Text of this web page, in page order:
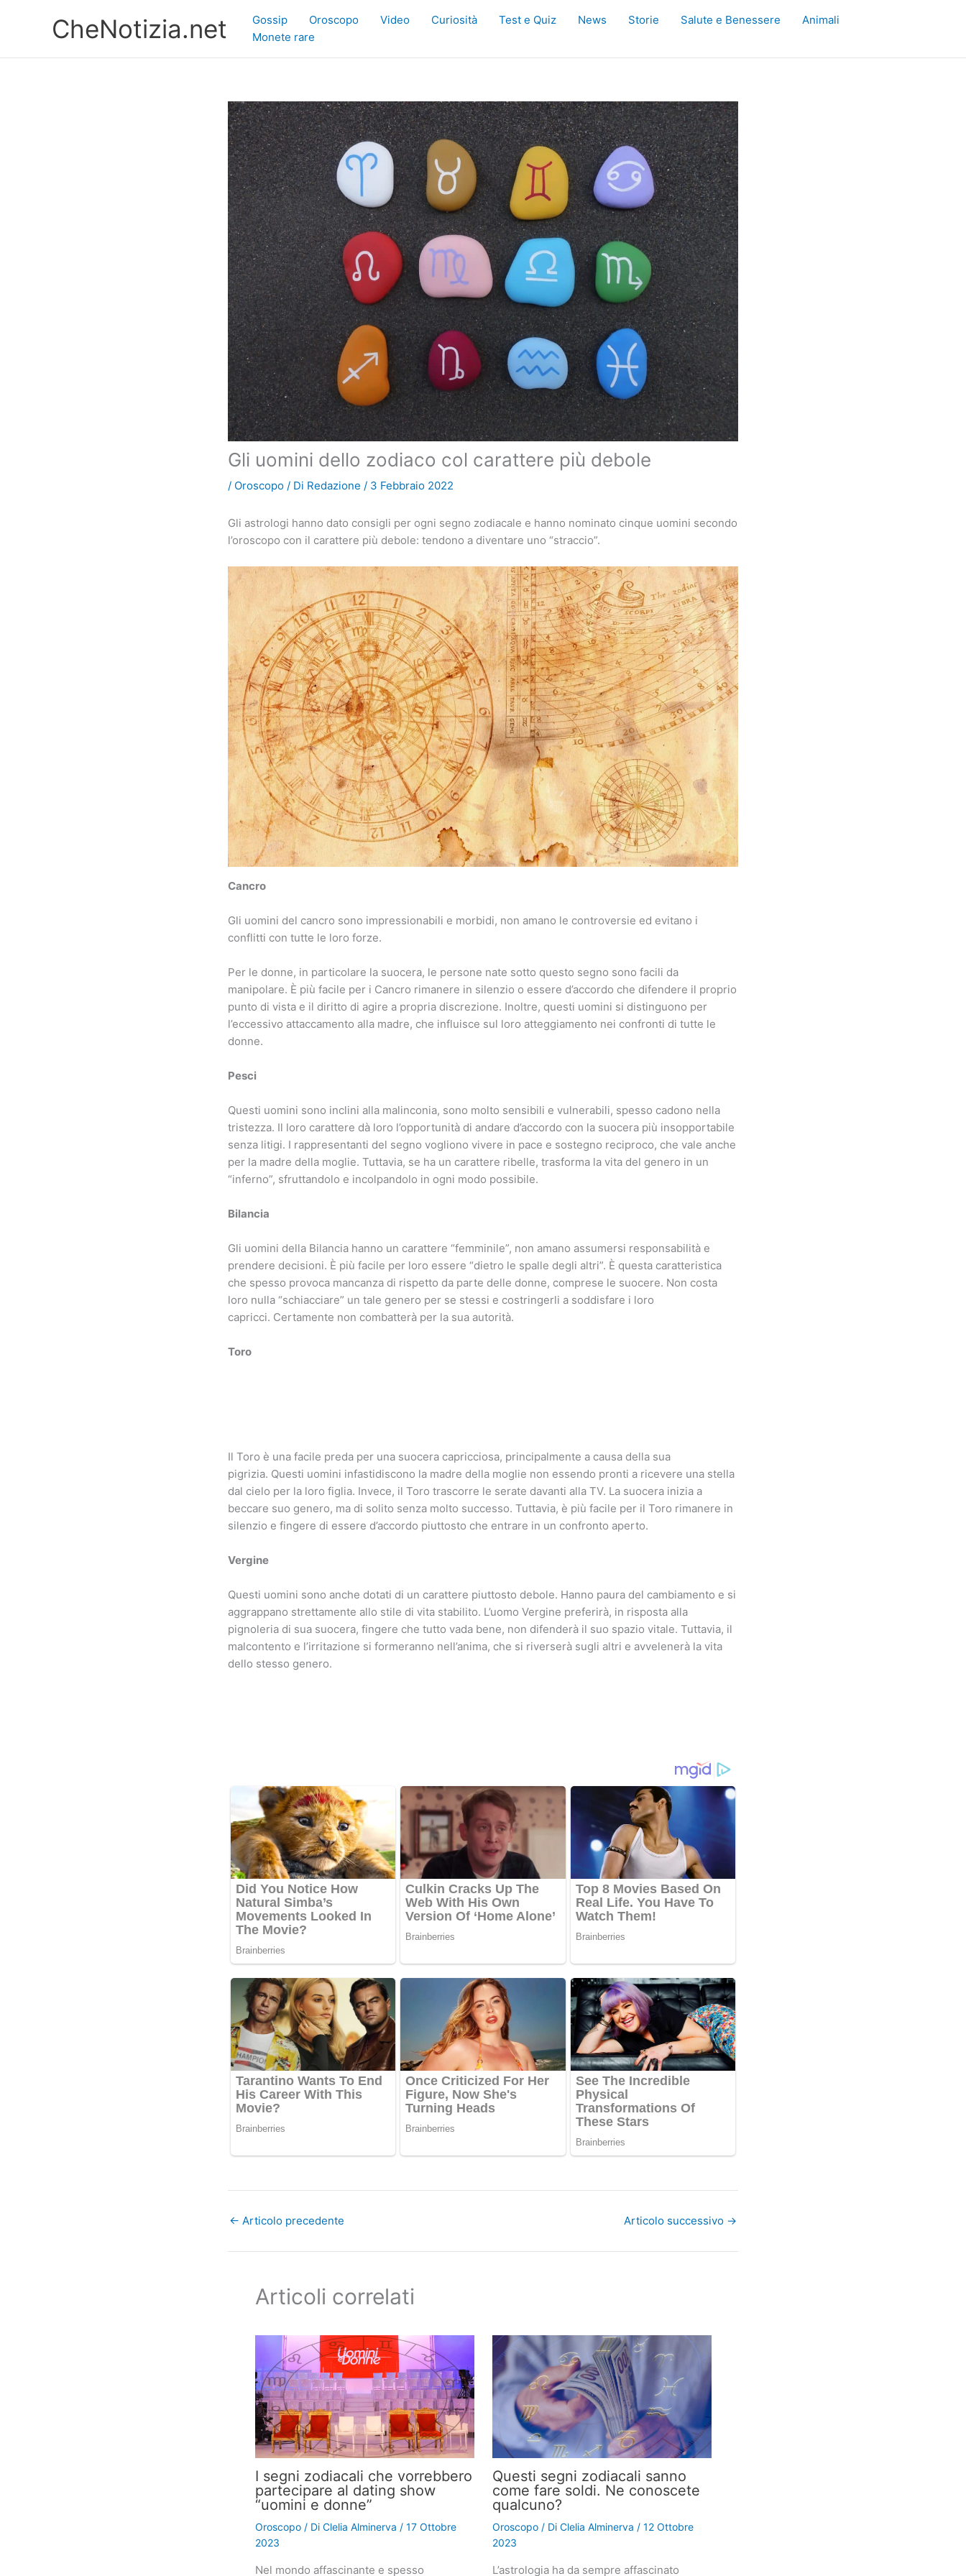
CheNotizia.net Gossip Oroscopo Video Curiosità Test e Quiz News Storie Salute e Benessere
Animali
Monete rare
Gli uomini dello zodiaco col carattere più debole
/ Oroscopo / Di Redazione / 3 Febbraio 2022
Gli astrologi hanno dato consigli per ogni segno zodiacale e hanno nominato cinque uomini secondo
l’oroscopo con il carattere più debole: tendono a diventare uno “straccio”.
Cancro
Gli uomini del cancro sono impressionabili e morbidi, non amano le controversie ed evitano i
conflitti con tutte le loro forze.
Per le donne, in particolare la suocera, le persone nate sotto questo segno sono facili da
manipolare. È più facile per i Cancro rimanere in silenzio o essere d’accordo che difendere il proprio
punto di vista e il diritto di agire a propria discrezione. Inoltre, questi uomini si distinguono per
l’eccessivo attaccamento alla madre, che influisce sul loro atteggiamento nei confronti di tutte le
donne.
Pesci
Questi uomini sono inclini alla malinconia, sono molto sensibili e vulnerabili, spesso cadono nella
tristezza. Il loro carattere dà loro l’opportunità di andare d’accordo con la suocera più insopportabile
senza litigi. I rappresentanti del segno vogliono vivere in pace e sostegno reciproco, che vale anche
per la madre della moglie. Tuttavia, se ha un carattere ribelle, trasforma la vita del genero in un
“inferno”, sfruttandolo e incolpandolo in ogni modo possibile.
Bilancia
Gli uomini della Bilancia hanno un carattere “femminile”, non amano assumersi responsabilità e
prendere decisioni. È più facile per loro essere “dietro le spalle degli altri”. È questa caratteristica
che spesso provoca mancanza di rispetto da parte delle donne, comprese le suocere. Non costa
loro nulla “schiacciare” un tale genero per se stessi e costringerli a soddisfare i loro
capricci. Certamente non combatterà per la sua autorità.
Toro
Il Toro è una facile preda per una suocera capricciosa, principalmente a causa della sua
pigrizia. Questi uomini infastidiscono la madre della moglie non essendo pronti a ricevere una stella
dal cielo per la loro figlia. Invece, il Toro trascorre le serate davanti alla TV. La suocera inizia a
beccare suo genero, ma di solito senza molto successo. Tuttavia, è più facile per il Toro rimanere in
silenzio e fingere di essere d’accordo piuttosto che entrare in un confronto aperto.
Vergine
Questi uomini sono anche dotati di un carattere piuttosto debole. Hanno paura del cambiamento e si
aggrappano strettamente allo stile di vita stabilito. L’uomo Vergine preferirà, in risposta alla
pignoleria di sua suocera, fingere che tutto vada bene, non difenderà il suo spazio vitale. Tuttavia, il
malcontento e l’irritazione si formeranno nell’anima, che si riverserà sugli altri e avvelenerà la vita
dello stesso genero.
← Articolo precedente Articolo successivo →
Articoli correlati
I segni zodiacali che vorrebbero
partecipare al dating show
“uomini e donne”
Oroscopo/ Di Clelia Alminerva / 17 Ottobre
2023
Nel mondo affascinante e spesso
Questi segni zodiacali sanno
come fare soldi. Ne conoscete
qualcuno?
Oroscopo/ Di Clelia Alminerva / 12 Ottobre
2023
L’astrologia ha da sempre affascinato